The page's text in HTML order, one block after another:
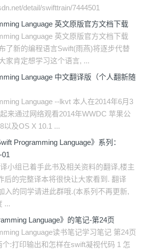
detail/swifttrain/7444501
Language 英文原版官方文档下载
Language 英文原版官方文档下载
了新的编程语言Swift(雨燕)将逐步代替
家肯定想学习这个语言, ...
Language 中文翻译版（个人翻新随
Language --lkvt 本人在2014年6月3
来通过网络观看2014年WWDC 苹果公
以及OS X 10.1 ...
Programming Language》系列：
小组已着手此书及相关资料的翻译,楼主
后的完整译本将很快让大家看到. 翻译
入的同学请进此群哦.(本系列不再更新,
...
Language》的笔记-第24页
Language读书笔记学习笔记 第24页
:打印输出和怎样在swift凝视代码 1 怎